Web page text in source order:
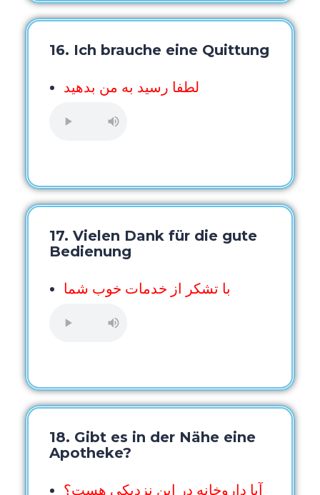
16. Ich brauche eine Quittung
لطفا رسید به من بدهید
17. Vielen Dank für die gute
Bedienung
با تشکر از خدمات خوب شما
18. Gibt es in der Nähe eine
Apotheke?
آیا داروخانه در این نزدیکی هست؟